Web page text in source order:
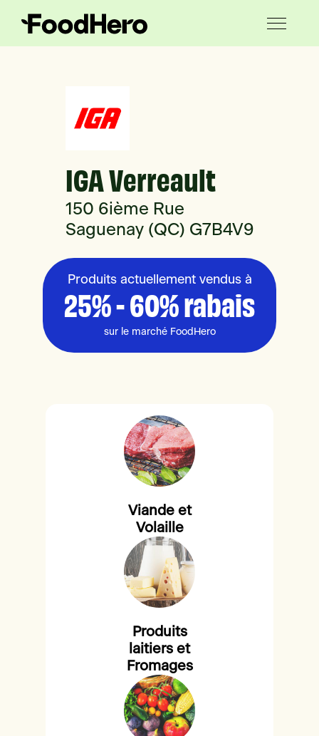
IGA Verreault
150 6ième Rue
Saguenay (QC) G7B4V9
Produits actuellement vendus à
25% - 60% rabais
sur le marché FoodHero
Viande et
Volaille
Produits
laitiers et
Fromages